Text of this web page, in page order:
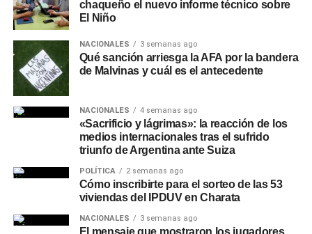
chaqueño el nuevo informe técnico sobre
El Niño
NACIONALES 3 semanas ago
Qué sanción arriesga la AFA por la bandera
de Malvinas y cuál es el antecedente
NACIONALES 4 semanas ago
«Sacrificio y lágrimas»: la reacción de los
medios internacionales tras el sufrido
triunfo de Argentina ante Suiza
POLÍTICA 2 semanas ago
Cómo inscribirte para el sorteo de las 53
viviendas del IPDUV en Charata
NACIONALES 3 semanas ago
El mensaje que mostraron los jugadores